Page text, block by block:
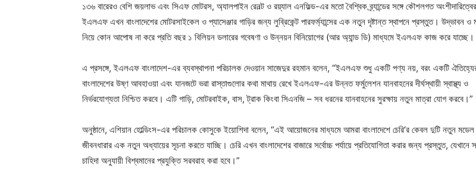
১৩৬ বারেরও বেশি জয়লাভ এবং সিএফ মোটরস, অ্যালপাইন রেনল্ট ও রয়্যাল এনফিল্ড-এর মতো বৈশ্বিক ব্র্যান্ডের সঙ্গে কৌশলগত
ইএলএফ এখন বাংলাদেশের মোটরসাইকেল ও প্যাসেঞ্জার গাড়ির জন্য লুব্রিকেন্ট পারফর্ম্যান্সের এক নতুন দৃষ্টান্ত স্থাপনে প্রস্তুত। উদ্ভাবন ও
নিয়ে কোন আপোষ না করে প্রতি বছর ১ বিলিয়ন ডলারের গবেষণা ও উন্নয়ন বিনিয়োগের (আর অ্যান্ড ডি) মাধ্যমে ইএলএফ কাজ করে যাচ্ছে।
এ প্রসঙ্গে, ইএলএফ বাংলাদেশ-এর ব্যবস্থাপনা পরিচালক দেওয়ান সাজেদুর রহমান বলেন, “ইএলএফ শুধু একটি পণ্য নয়, বরং একটি
বাংলাদেশের উষ্ণ আবহাওয়া এবং যানজটে ভরা রাস্তাগুলোর কথা মাথায় রেখে ইএলএফ-এর উন্নত ফর্মুলেশন যানবাহনের দীর্ঘস্থায়ী স্বাস্থ্য ও
নির্ভরযোগ্যতা নিশ্চিত করবে। এটি গাড়ি, মোটরবাইক, বাস, ট্রাক কিংবা সিএনজি – সব ধরনের যানবাহনের সুরক্ষায় নতুন মাত্রা যোগ করবে।”
অনুষ্ঠানে, এশিয়ান হোল্ডিংস-এর পরিচালক কোসুকে ইয়োশিদা বলেন, “এই আয়োজনের মাধ্যমে আমরা বাংলাদেশে চেরি’র কেবল দুটি নতুন
জীবনধারার এক নতুন অধ্যায়ের সূচনা করতে যাচ্ছি। চেরি এখন বাংলাদেশের বাজারে সর্বোচ্চ পর্যায়ে প্রতিযোগিতা করার জন্য প্রস্তুত, যেখানে
চাহিদা অনুযায়ী বিশ্বমানের প্রযুক্তি সরবরাহ করা হবে।”